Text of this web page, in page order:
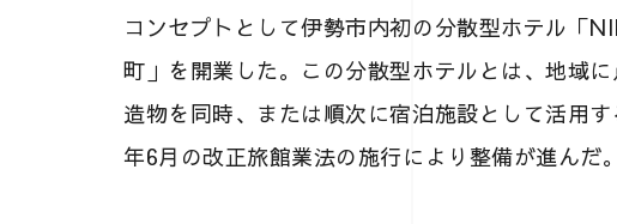
コンセプトとして伊勢市内初の分散型ホテル「
町」を開業した。この分散型ホテルとは、地域
造物を同時、または順次に宿泊施設として活用
年6月の改正旅館業法の施行により整備が進んだ。